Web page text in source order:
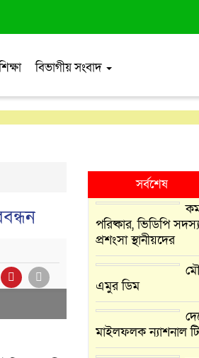
বিভাগীয় সংবাদ
সর্বশেষ
পরিষ্কার, ভিডিপি
প্রশংসা স্থানীয়দের
এমুর ডিম
মাইলফলক ন্যাশনাল